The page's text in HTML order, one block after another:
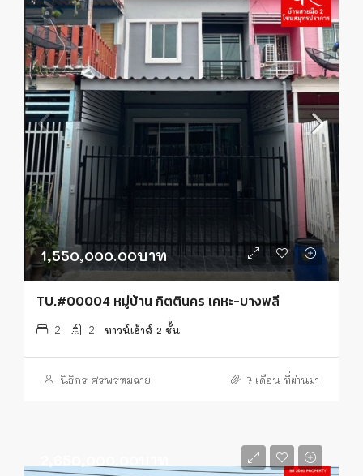
1,550,000.00บาท
TU.#00004 หมู่บ้าน กิตตินคร เคหะ-บางพลี
2 2 ทาวน์เฮ้าส์ 2 ชั้น
นิธิกร ศรพรหมฉาย 7 เดือน ที่ผ่านมา